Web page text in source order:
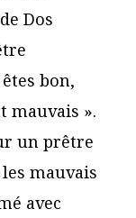
Dos
bon,
mauvais ».
un prêtre
mauvais
avec